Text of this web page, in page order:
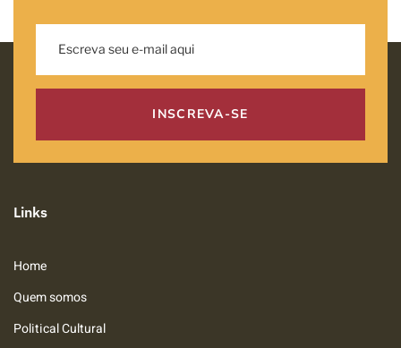
INSCREVA-SE
Links
Home
Quem somos
Political Cultural